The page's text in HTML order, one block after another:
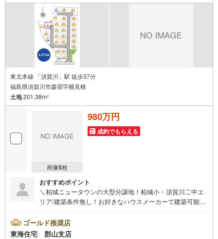
東北本線 「須賀川」駅 徒歩37分
福島県須賀川市森宿字横見根
土地201.38m2
画像5枚
980万円
成約でもらえる
おすすめポイント
＼柏城ニュータウンの大型分譲地！柏城小・須賀川二中エ
リア/建築条件無し！お好きなハウスメーカーで建築可能！
好！この機会に是非お問い合わせください。
ゴールド推奨店
東海住宅 郡山支店